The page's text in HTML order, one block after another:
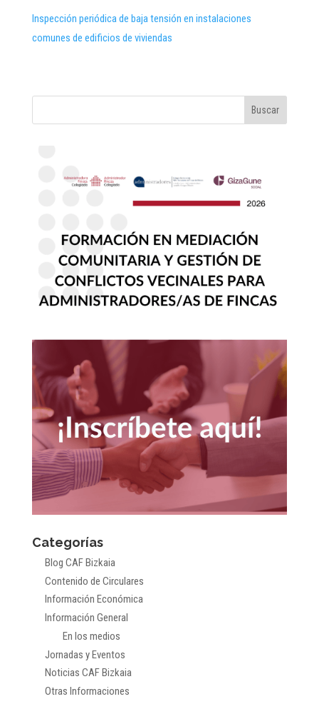
Inspección periódica de baja tensión en instalaciones
comunes de edificios de viviendas
Categorías
Blog CAF Bizkaia
Contenido de Circulares
Información Económica
Información General
En los medios
Jornadas y Eventos
Noticias CAF Bizkaia
Otras Informaciones